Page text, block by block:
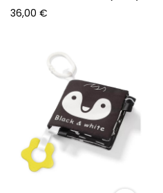
32 cm Bonikka
36,00 €